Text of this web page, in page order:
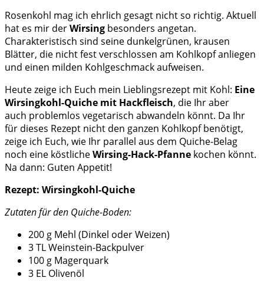
Rosenkohl mag ich ehrlich gesagt nicht so richtig. Aktuell
hat es mir derWirsing besonders angetan.
Charakteristisch sind seine dunkelgrünen, krausen
Blätter, die nicht fest verschlossen am Kohlkopf anliegen
und einen milden Kohlgeschmack aufweisen.
Heute zeige ich Euch mein Lieblingsrezept mit Kohl: Eine
Wirsingkohl-Quiche mit Hackfleisch, die Ihr aber
auch problemlos vegetarisch abwandeln könnt. Da Ihr
für dieses Rezept nicht den ganzen Kohlkopf benötigt,
zeige ich Euch, wie Ihr parallel aus dem Quiche-Belag
noch eine köstlicheWirsing-Hack-Pfanne kochen könnt.
Na dann: Guten Appetit!
Rezept: Wirsingkohl-Quiche
Zutaten für den Quiche-Boden:
200 g Mehl (Dinkel oder Weizen)
3 TL Weinstein-Backpulver
100 g Magerquark
3 EL Olivenöl